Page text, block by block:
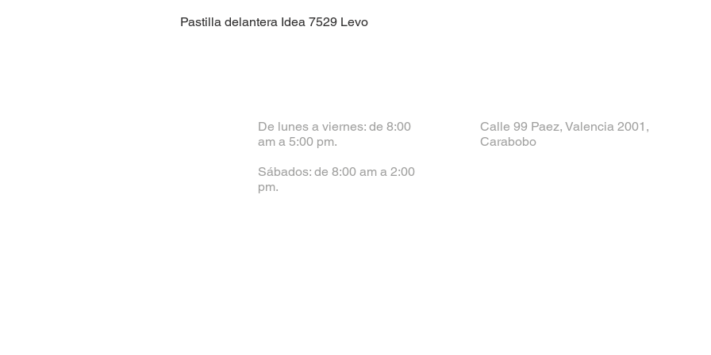
Pastilla delantera Idea 7529 Levo
De lunes a viernes: de 8:00
am a 5:00 pm.
Sábados: de 8:00 am a 2:00
pm.
Calle 99 Paez, Valencia 2001,
Carabobo